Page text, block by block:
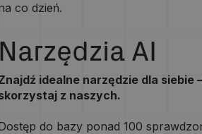
co dzień.
Narzędzia AI
idealne narzędzie dla siebie
z naszych.
do bazy ponad 100